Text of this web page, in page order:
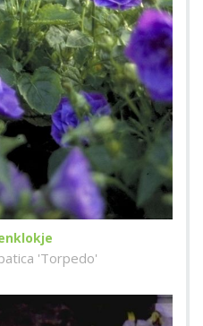
'Torpedo'